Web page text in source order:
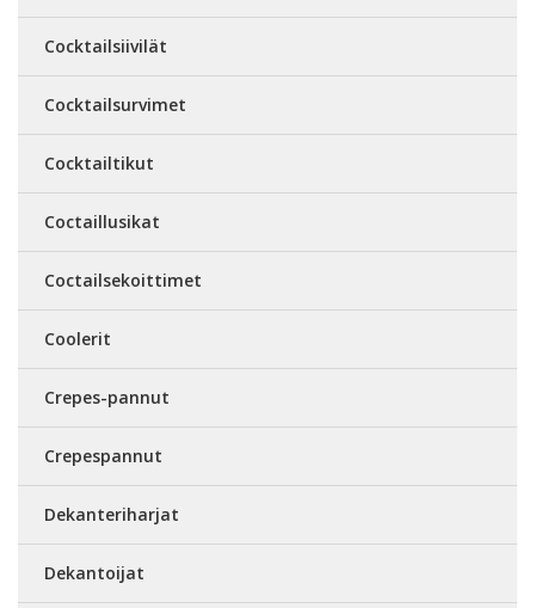
Cocktailsiivilät
Cocktailsurvimet
Cocktailtikut
Coctaillusikat
Coctailsekoittimet
Coolerit
Crepes-pannut
Crepespannut
Dekanteriharjat
Dekantoijat